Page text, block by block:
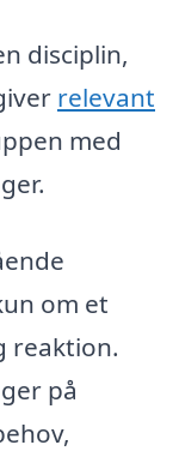
disciplin,
relevant
med
om et
reaktion.
på